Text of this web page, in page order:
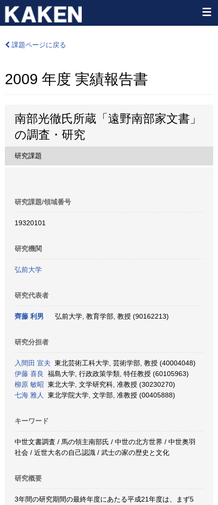
課題ページに戻る
2009 年度 実績報告書
南部光徹氏所蔵「遠野南部家文書」
の調査・研究
研究課題
研究課題/領域番号
19320101
研究機関
弘前大学
研究代表者
齊藤 利男 弘前大学, 教育学部, 教授 (90162213)
研究分担者
入間田 宣夫 東北芸術工科大学, 芸術学部, 教授 (40004048)
伊藤 喜良
福島大学, 行政政策学類, 特任教授 (60105963)
柳原 敏昭 東北大学, 文学研究科, 准教授 (30230270)
七海 雅人
東北学院大学, 文学部, 准教授 (00405888)
キーワード
中世文書調査 / 馬の領主南部氏 / 中世の北方世界 / 中世奥羽
社会 / 近世大名の自己認識 / 武士の家の歴史と文化
研究概要
3年間の研究期間の最終年度にあたる平成21年度は、まず5